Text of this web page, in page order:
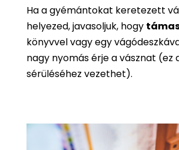
Ha a gyémántokat keretezett
helyezed, javasoljuk, hogy
könyvvel vagy egy
nagy nyomás érje a vásznat (ez
sérüléséhez vezethet).